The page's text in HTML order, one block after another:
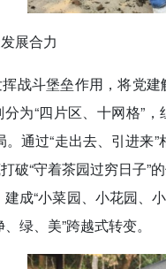
展合力
战斗堡垒作用，将党
为“四片区、十网格”
。通过“走出去、引进
破“守着茶园过穷日子”
成“小菜园、小花园、
绿、美”跨越式转变。